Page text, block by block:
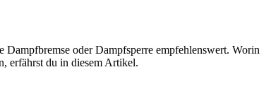
oder Dampfsperre empfehlenswert. Worin
erfährst du in diesem Artikel.